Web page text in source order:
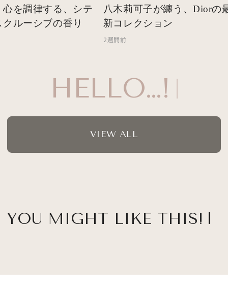
HELLO…!
調律する、シテ
ルーシブの香り
八木莉可子が纏う、Diorの最
新コレクション
2週間前
VIEW ALL
YOU MIGHT LIKE THIS!